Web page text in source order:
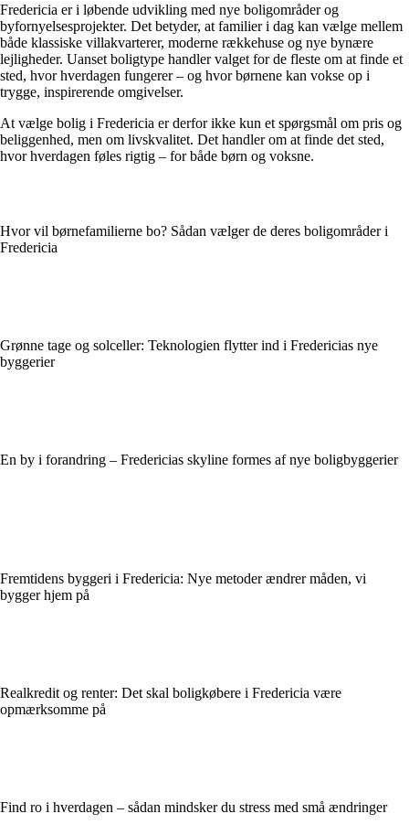
Fredericia er i løbende udvikling med nye boligområder og
byfornyelsesprojekter. Det betyder, at familier i dag kan vælge mellem
både klassiske villakvarterer, moderne rækkehuse og nye bynære
lejligheder. Uanset boligtype handler valget for de fleste om at finde et
sted, hvor hverdagen fungerer – og hvor børnene kan vokse op i
trygge, inspirerende omgivelser.
At vælge bolig i Fredericia er derfor ikke kun et spørgsmål om pris og
beliggenhed, men om livskvalitet. Det handler om at finde det sted,
hvor hverdagen føles rigtig – for både børn og voksne.
Hvor vil børnefamilierne bo? Sådan vælger de deres boligområder i
Fredericia
Grønne tage og solceller: Teknologien flytter ind i Fredericias nye
byggerier
En by i forandring – Fredericias skyline formes af nye boligbyggerier
Fremtidens byggeri i Fredericia: Nye metoder ændrer måden, vi
bygger hjem på
Realkredit og renter: Det skal boligkøbere i Fredericia være
opmærksomme på
Find ro i hverdagen – sådan mindsker du stress med små ændringer